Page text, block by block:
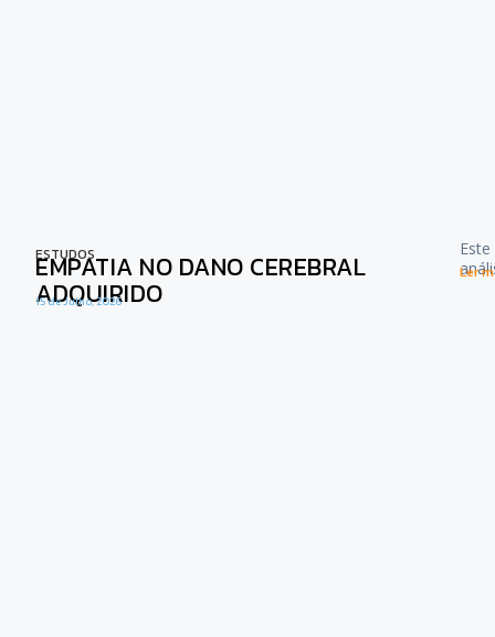
ESTUDOS
EMPATIA NO DANO CEREBRAL
ADQUIRIDO
15 de Julho, 2026
Ler